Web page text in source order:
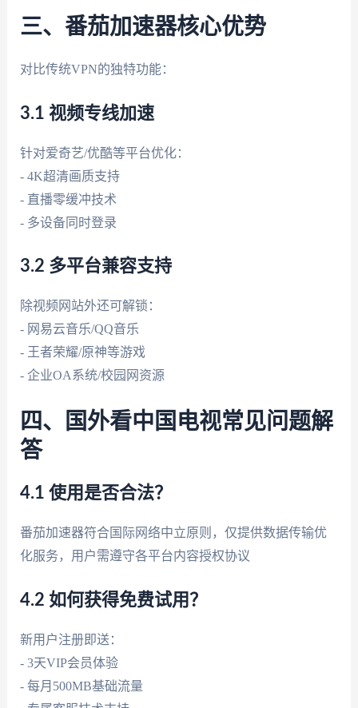
三、番茄加速器核心优势
对比传统VPN的独特功能：
3.1 视频专线加速
针对爱奇艺/优酷等平台优化：
- 4K超清画质支持
- 直播零缓冲技术
- 多设备同时登录
3.2 多平台兼容支持
除视频网站外还可解锁：
- 网易云音乐/QQ音乐
- 王者荣耀/原神等游戏
- 企业OA系统/校园网资源
四、国外看中国电视常见问题解
答
4.1 使用是否合法？
番茄加速器符合国际网络中立原则，仅提供数据传输优
化服务，用户需遵守各平台内容授权协议
4.2 如何获得免费试用？
新用户注册即送：
- 3天VIP会员体验
- 每月500MB基础流量